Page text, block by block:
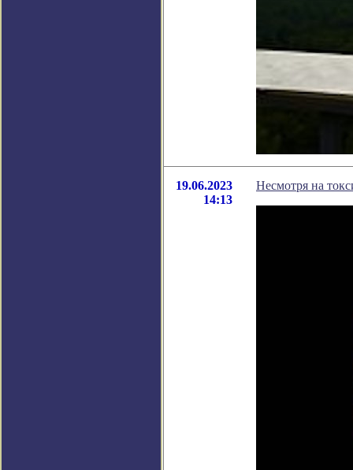
19.06.2023
14:13
Несмотря на